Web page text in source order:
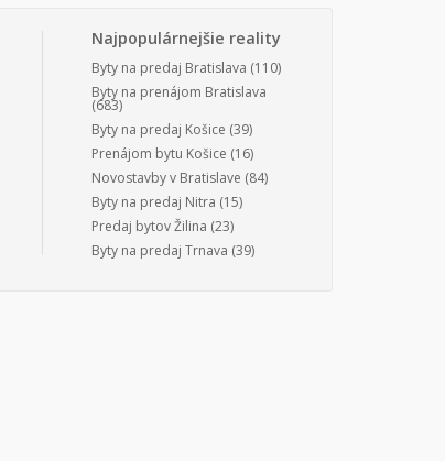
Najpopulárnejšie reality
Byty na predaj Bratislava (110)
Byty na prenájom Bratislava
(683)
Byty na predaj Košice (39)
Prenájom bytu Košice (16)
Novostavby v Bratislave (84)
Byty na predaj Nitra (15)
Predaj bytov Žilina (23)
Byty na predaj Trnava (39)